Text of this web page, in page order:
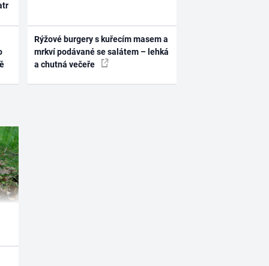
Rýžové burgery s kuřecím masem a
mrkví podávané se salátem – lehká
a chutná večeře